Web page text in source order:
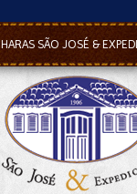
HARAS SÃO JOSÉ &